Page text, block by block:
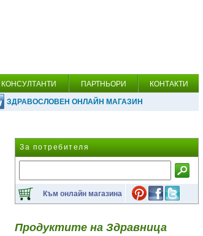
КОНСУЛТАНТИ ПАРТНЬОРИ КОНТАКТИ
ЗДРАВОСЛОВЕН ОНЛАЙН МАГАЗИН
За потребителя
Към онлайн магазина
Продуктите на Здравница